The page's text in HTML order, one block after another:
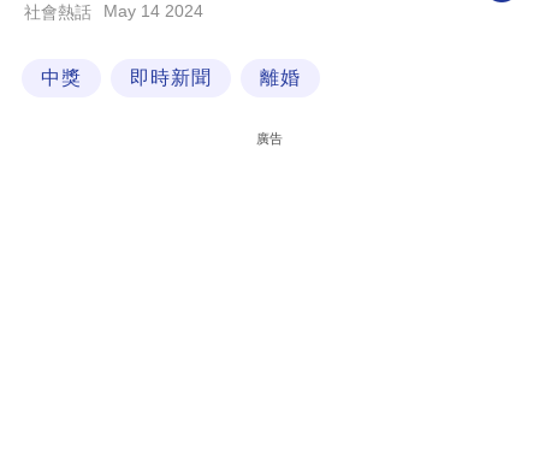
科
社會熱話 May 14 2024
中獎 即時新聞 離婚
廣告